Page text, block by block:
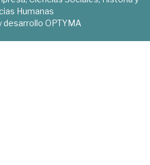
Humanas
desarrollo OPTYMA